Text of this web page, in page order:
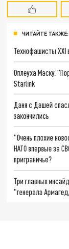
ЧИТАЙТЕ ТАКЖЕ:
Технофашисты XXI
Оплеуха Маску.
Starlink
Даня с Дашей
закончились
"Очень плохие
НАТО впервые за
приграничье?
Три главных
"генерала